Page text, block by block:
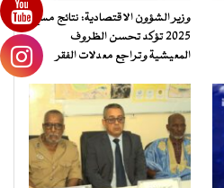
وزير الشؤون الاقتصادية: نتائج مسح
2025 تؤكد تحسن الظروف
المعيشية وتراجع معدلات الفقر